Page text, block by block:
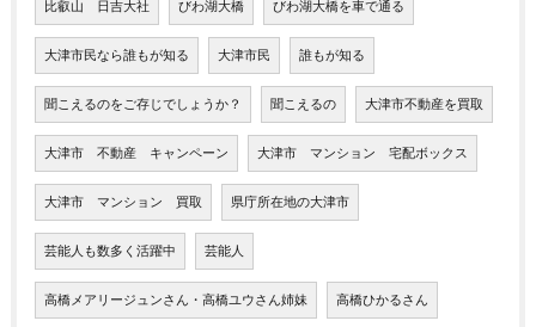
比叡山 日吉大社 びわ湖大橋 びわ湖大橋を車で通る
大津市民なら誰もが知る 大津市民 誰もが知る
聞こえるのをご存じでしょうか？ 聞こえるの 大津市不動産を買取
大津市 不動産 キャンペーン 大津市 マンション 宅配ボックス
大津市 マンション 買取 県庁所在地の大津市
芸能人も数多く活躍中 芸能人
高橋メアリージュンさん・高橋ユウさん姉妹 高橋ひかるさん